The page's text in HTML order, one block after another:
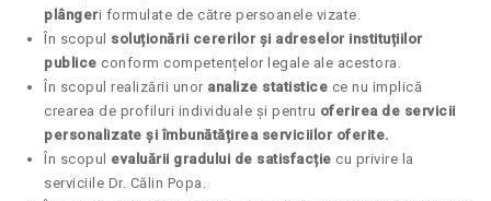
plângeri formulate de către persoanele vizate.
În scopul soluționării cererilor și adreselor instituțiilor
publice conform competențelor legale ale acestora.
În scopul realizării unor analize statistice ce nu implică
crearea de profiluri individuale și pentru oferirea de servicii
personalizate și îmbunătățirea serviciilor oferite.
În scopul evaluării gradului de satisfacție cu privire la
serviciile Dr. Călin Popa.